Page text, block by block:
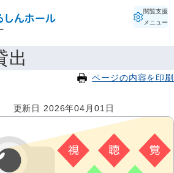
閲覧支援
メニュー
出
ページの内容を印刷
更新日 2026年04月01日